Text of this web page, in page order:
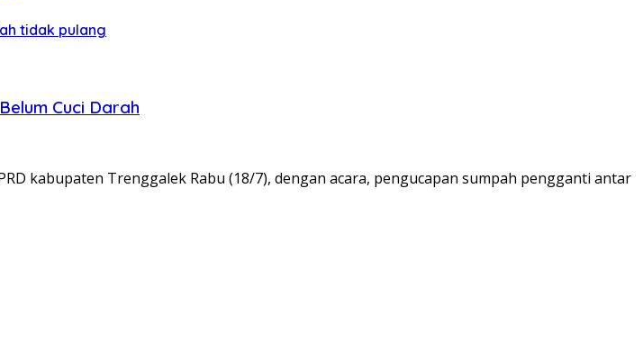
tidak pulang
Cuci Darah
kabupaten Trenggalek Rabu (18/7), dengan acara, pengucapan sumpah pengganti antar